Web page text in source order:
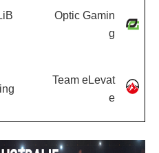
Optic Gamin
g
Team eLevat
e